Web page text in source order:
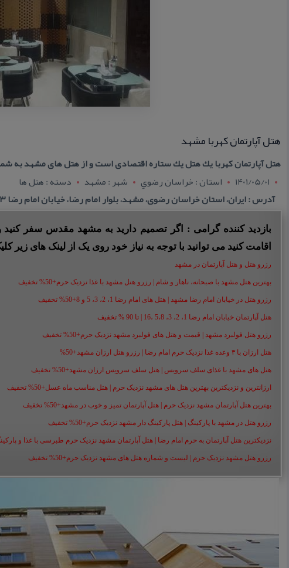
هتل آپارتمان كهربا مشهد
هتل آپارتمان كهربا یك هتل یك ستاره اقتصادی است و از هتل های مشهد به
1401/05/01
استان : خراسان رضوي شهر : مشهد
دسته : هتل ها
آدرس : ایران، استان خراسان رضوی، مشهد، بلوار امام رضا، خیابان امام رضا ۳ - 05132220513
بازدید کننده گرامی : اگر تصمیم دارید به مشهد مقدس سفر کنید
اقامت کنید می توانید با توجه به نیاز خود روی یک از لینک های زیر
رزرو هتل و هتل آپارتمان در مشهد
بهترین هتل مشهد با صبحانه، ناهار و شام | رزرو هتل مشهد با غذا نزدیک حرم+50% تخفیف
رزرو هتل در خیابان امام رضا مشهد | هتل‌ های امام رضا 1، 2، 3، 5 و 8+50% تخفیف
هتل آپارتمان خیابان امام رضا 1، 2، 3، 5،8 ،16 | تا 90 % تخفیف
رزرو هتل فولبرد مشهد | قیمت و هتل های فولبرد مشهد نزدیک حرم+50% تخفیف
هتل ارزان با ۳ وعده غذا نزدیک حرم امام رضا | رزرو هتل ارزان مشهد+50%
هتل های مشهد با غذای سلف سرویس | هتل سلف سرویس ارزان مشهد+50% تخفیف
ارزانترین و نزدیکترین بهترین هتل های مشهد نزدیک حرم | هتل مناسب ماه عسل+50% تخفیف
بهترین هتل آپارتمان مشهد نزدیک حرم | هتل آپارتمان تمیز و خوب در مشهد+50% تخفیف
رزرو هتل در مشهد با پارکینگ | هتل پارکینگ دار مشهد نزدیک حرم+50% تخفیف
نزدیکترین هتل آپارتمان به حرم امام رضا | هتل آپارتمان مشهد نزدیک حرم طبرسی با غذا و
رزرو هتل مشهد نزدیک حرم | لیست و شماره هتل های مشهد نزدیک حرم+50% تخفیف